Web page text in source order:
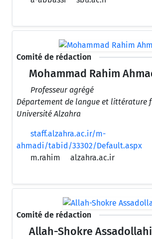
Comité de rédaction
Mohammad Rahim
Professeur agrégé
Département de langue et littérature
Université Alzahra
staff.alzahra.ac.ir/m-
ahmadi/tabid/33302/Default.aspx
m.rahim
alzahra.ac.ir
Comité de rédaction
Allah-Shokre Assadollahi